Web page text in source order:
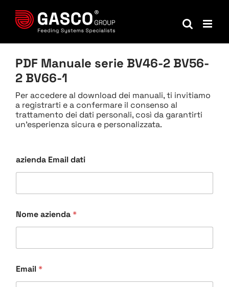
contenuto
PDF Manuale serie BV46-2 BV56-
2 BV66-1
Per accedere al download dei manuali, ti invitiamo
a registrarti e a confermare il consenso al
trattamento dei dati personali, così da garantirti
un'esperienza sicura e personalizzata.
azienda Email dati
Nome azienda*
Email*